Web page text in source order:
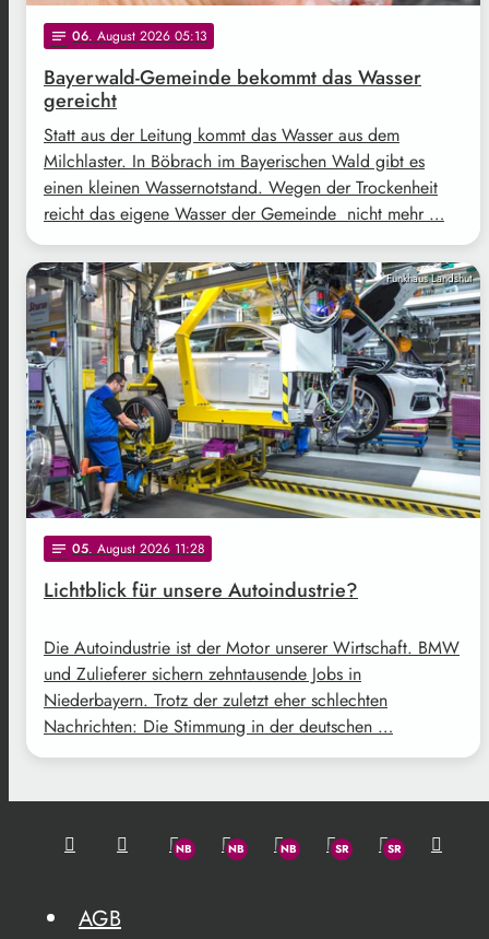
notes 06. August 2026 05:13
Bayerwald-Gemeinde bekommt das Wasser
gereicht
Statt aus der Leitung kommt das Wasser aus dem
Milchlaster. In Böbrach im Bayerischen Wald gibt es
einen kleinen Wassernotstand. Wegen der Trockenheit
reicht das eigene Wasser der Gemeinde nicht mehr …
Funkhaus Landshut
notes 05. August 2026 11:28
Lichtblick für unsere Autoindustrie?
Die Autoindustrie ist der Motor unserer Wirtschaft. BMW
und Zulieferer sichern zehntausende Jobs in
Niederbayern. Trotz der zuletzt eher schlechten
Nachrichten: Die Stimmung in der deutschen …
AGB